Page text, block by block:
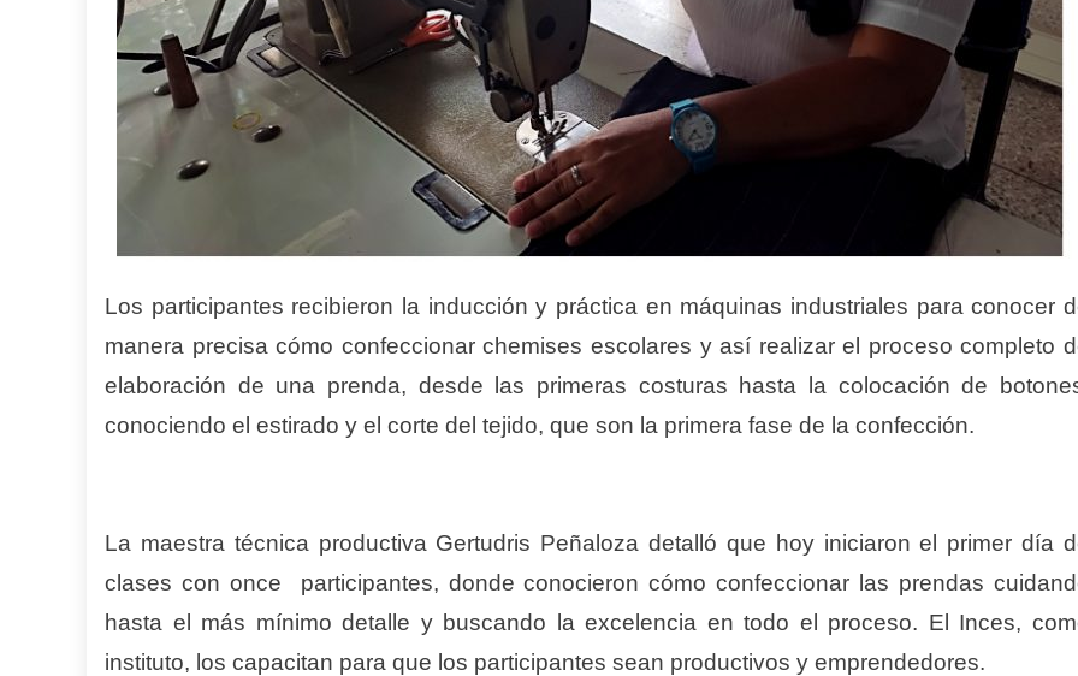
Los participantes recibieron la inducción y práctica en máquinas industriales para conocer
manera precisa cómo confeccionar chemises escolares y así realizar el proceso completo
elaboración de una prenda, desde las primeras costuras hasta la colocación de
conociendo el estirado y el corte del tejido, que son la primera fase de la confección.
La maestra técnica productiva Gertudris Peñaloza detalló que hoy iniciaron el primer día
clases con once participantes, donde conocieron cómo confeccionar las prendas
hasta el más mínimo detalle y buscando la excelencia en todo el proceso. El Inces,
instituto, los capacitan para que los participantes sean productivos y emprendedores.